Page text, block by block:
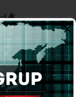
Info Tanah Papua